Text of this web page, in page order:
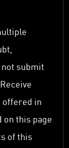
submit
offered in
this page
of this